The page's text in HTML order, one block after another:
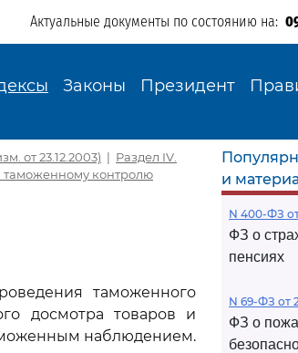
Актуальные документы по состоянию на:
Законы Президент
от 23.12.2003) | Раздел IV.
таможенному контролю
таможенного
досмотра товаров и
наблюдением.
и
N 400-ФЗ от
ФЗ о
пенсиях
N 69-ФЗ от
ФЗ о